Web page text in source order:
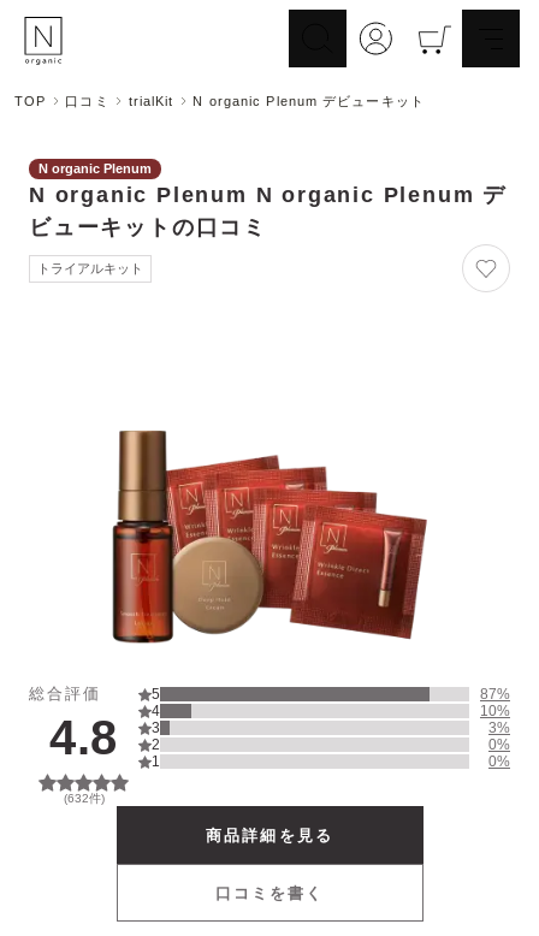
Skincare
メイクアップ
Makeup
ライフスタイル
ギフト Nオーガニックの口コミ
乳液・クリーム
Serum/Cream
その他
Other
TOP 口コミ trialKit N organic Plenum デビューキット
N organic Plenum
N organic Plenum N organic Plenum デ
ビューキット の口コミ
トライアルキット
総合評価
4.8
(632件)
5 87%
4
10%
3
3%
2
0%
1
0%
商品詳細を見る
口コミを書く